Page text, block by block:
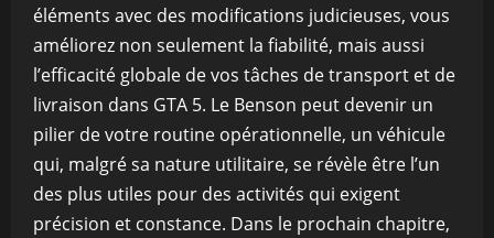
éléments avec des modifications judicieuses, vous
améliorez non seulement la fiabilité, mais aussi
l’efficacité globale de vos tâches de transport et de
livraison dans GTA 5. Le Benson peut devenir un
pilier de votre routine opérationnelle, un véhicule
qui, malgré sa nature utilitaire, se révèle être l’un
des plus utiles pour des activités qui exigent
précision et constance. Dans le prochain chapitre,